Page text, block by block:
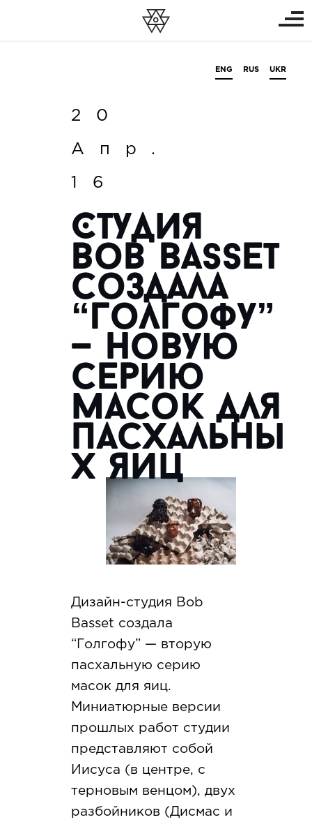
ENG RUS UKR
20
Апр.
16
Студия
Bob Basset
создала
“Голгофу”
— новую
серию
масок для
пасхальны
х яиц
Дизайн-студия Bob
Basset создала
“Голгофу” — вторую
пасхальную серию
масок для яиц.
Миниатюрные версии
прошлых работ студии
представляют собой
Иисуса (в центре, с
терновым венцом), двух
разбойников (Дисмас и